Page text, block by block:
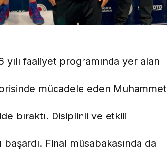
faaliyet programında yer alan
mücadele eden Muhammet
bıraktı. Disiplinli ve etkili
başardı. Final müsabakasında da